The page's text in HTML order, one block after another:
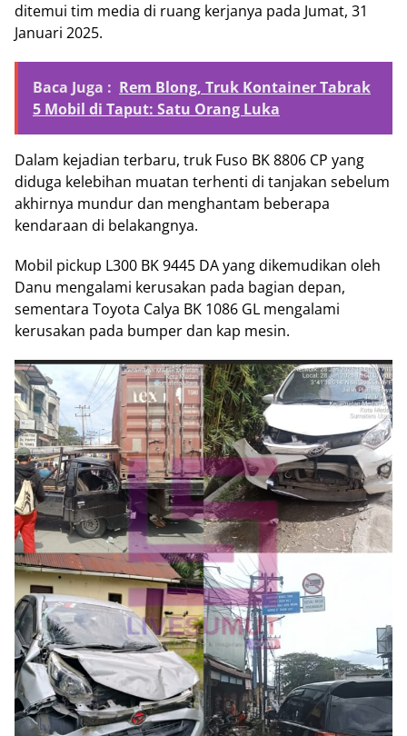
ditemui tim media di ruang kerjanya pada Jumat, 31
Januari 2025.
Baca Juga : Rem Blong, Truk Kontainer Tabrak
5 Mobil di Taput: Satu Orang Luka
Dalam kejadian terbaru, truk Fuso BK 8806 CP yang
diduga kelebihan muatan terhenti di tanjakan sebelum
akhirnya mundur dan menghantam beberapa
kendaraan di belakangnya.
Mobil pickup L300 BK 9445 DA yang dikemudikan oleh
Danu mengalami kerusakan pada bagian depan,
sementara Toyota Calya BK 1086 GL mengalami
kerusakan pada bumper dan kap mesin.